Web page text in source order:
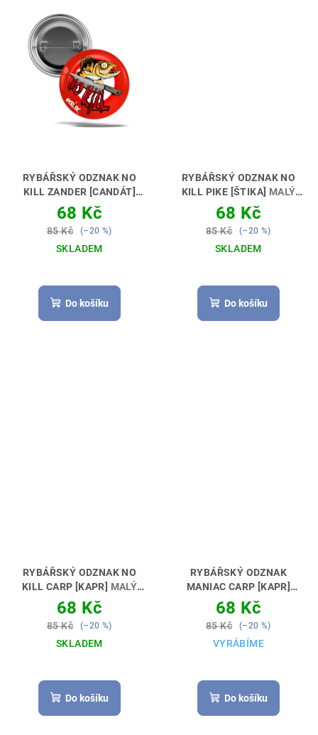
RYBÁŘSKÝ ODZNAK NO
KILL ZANDER [CANDÁT]
MALÝ ODZNAK – VELKÁ
RADOST 🎖😊🎣
68 Kč
85 Kč (–20 %)
SKLADEM
Do košíku
RYBÁŘSKÝ ODZNAK NO
KILL PIKE [ŠTIKA] MALÝ
ODZNAK – VELKÁ RADOST
🎖😊🎣
68 Kč
85 Kč (–20 %)
SKLADEM
Do košíku
RYBÁŘSKÝ ODZNAK NO
KILL CARP [KAPR] MALÝ
ODZNAK – VELKÁ RADOST
🎖😊🎣
68 Kč
85 Kč (–20 %)
SKLADEM
Do košíku
RYBÁŘSKÝ ODZNAK
MANIAC CARP [KAPR]
PŘIPNI SI MĚ 📍🎣
68 Kč
85 Kč (–20 %)
VYRÁBÍME
Do košíku